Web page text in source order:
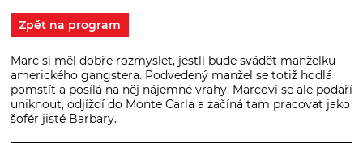
Zpět na program
Marc si měl dobře rozmyslet, jestli bude svádět manželku
amerického gangstera. Podvedený manžel se totiž hodlá
pomstít a posílá na něj nájemné vrahy. Marcovi se ale podaří
uniknout, odjíždí do Monte Carla a začíná tam pracovat jako
šofér jisté Barbary.